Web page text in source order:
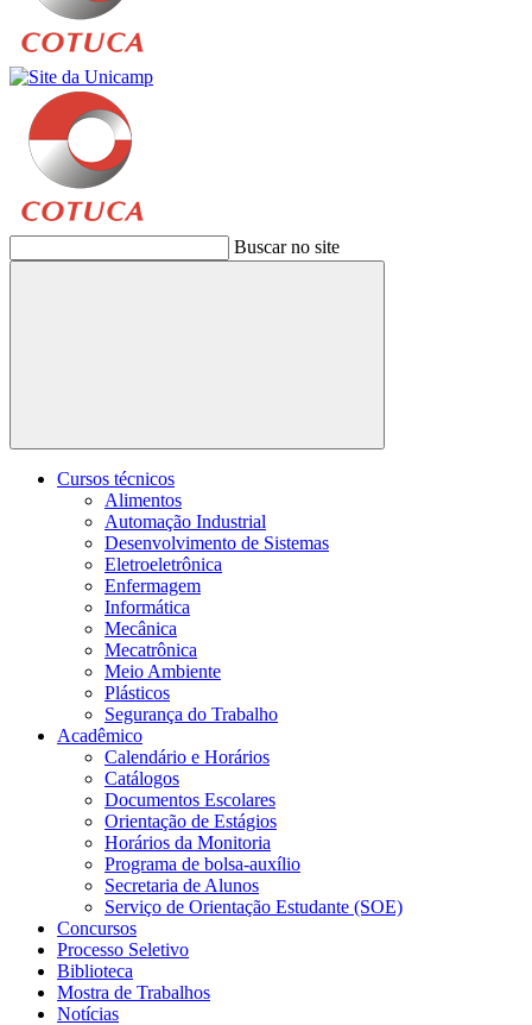
Buscar no site
Buscar
Cursos técnicos
Alimentos
Automação Industrial
Desenvolvimento de Sistemas
Eletroeletrônica
Enfermagem
Informática
Mecânica
Mecatrônica
Meio Ambiente
Plásticos
Segurança do Trabalho
Acadêmico
Calendário e Horários
Catálogos
Documentos Escolares
Orientação de Estágios
Horários da Monitoria
Programa de bolsa-auxílio
Secretaria de Alunos
Serviço de Orientação Estudante (SOE)
Concursos
Processo Seletivo
Biblioteca
Mostra de Trabalhos
Notícias